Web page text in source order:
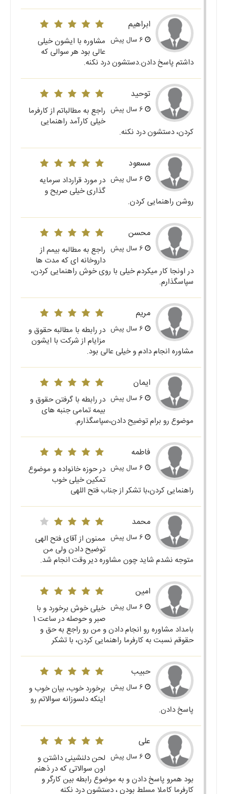
ابراهیم
مشاوره با ایشون خیلی
عالی بود هر سوالی که
داشتم پاسخ دادن.دستشون درد نکنه.
توحید
راجع به مطالباتم از کارفرما
خیلی کارآمد راهنمایی
کردن، دستشون درد نکنه.
مسعود
در مورد قرارداد سرمایه
گذاری خیلی صریح و
روشن راهنمایی کردن.
محسن
راجع به مطالبه بیمم از
داروخانه ای که مدت ها
در اونجا کار میکردم خیلی با روی خوش راهنمایی کردن،
سپاسگذارم.
مریم
در رابطه با مطالبه حقوق و
مزایام از شرکت با ایشون
مشاوره انجام دادم و خیلی عالی بود.
ایمان
در رابطه با گرفتن حقوق و
بیمه تمامی جنبه های
موضوع رو برام توضیح دادن،سپاسگذارم.
فاطمه
در حوزه خانواده و موضوع
تمکین خیلی خوب
راهنمایی کردن،با تشکر از جناب فتح اللهی
محمد
ممنون از آقای فتح الهی
توضیح دادن ولی من
متوجه نشدم شاید چون مشاوره دیر وقت انجام شد.
امین
خیلی خوش برخورد و با
صبر و حوصله در ساعت 1
بامداد مشاوره رو انجام دادن و من رو راجع به حق و
حقوقم نسبت به کارفرما راهنمایی کردن، با تشکر
حبیب
برخورد خوب، بیان خوب و
اینکه دلسوزانه سوالاتم رو
پاسخ دادن.
علی
لحن دلنشینی داشتن و
اون سوالاتی که در ذهنم
بود همرو پاسخ دادن و به موضوع رابطه بین کارگر و
کارفرما کاملا مسلط بودن ، دستشون درد نکنه